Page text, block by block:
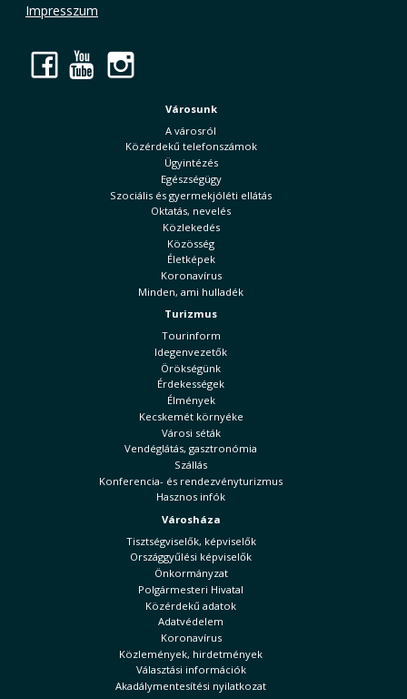
Impresszum
Facebook
YouTube
Városunk
A városról
Közérdekű telefonszámok
Ügyintézés
Egészségügy
Szociális és gyermekjóléti ellátás
Oktatás, nevelés
Közlekedés
Közösség
Életképek
Koronavírus
Minden, ami hulladék
Turizmus
Tourinform
Idegenvezetők
Örökségünk
Érdekességek
Élmények
Kecskemét környéke
Városi séták
Vendéglátás, gasztronómia
Szállás
Konferencia- és rendezvényturizmus
Hasznos infók
Városháza
Tisztségviselők, képviselők
Országgyűlési képviselők
Önkormányzat
Polgármesteri Hivatal
Közérdekű adatok
Adatvédelem
Koronavírus
Közlemények, hirdetmények
Választási információk
Akadálymentesítési nyilatkozat